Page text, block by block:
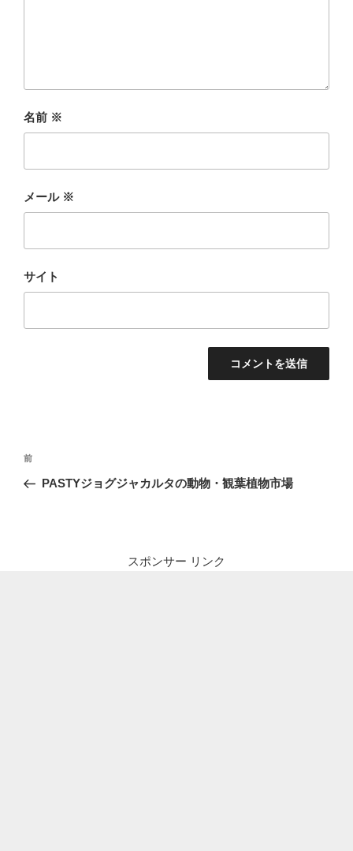
名前 ※
メール ※
サイト
投
ナ
前
の
前
PASTYジョグジャカルタの動物・観葉植物市場
スポンサー リンク